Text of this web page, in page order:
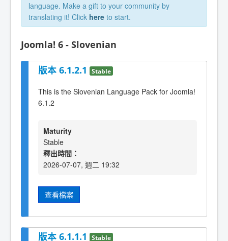
language. Make a gift to your community by
translating it! Click here to start.
Joomla! 6 - Slovenian
版本 6.1.2.1 Stable
This is the Slovenian Language Pack for Joomla!
6.1.2
Maturity
Stable
釋出時間：
2026-07-07, 週二 19:32
查看檔案
版本 6.1.1.1 Stable